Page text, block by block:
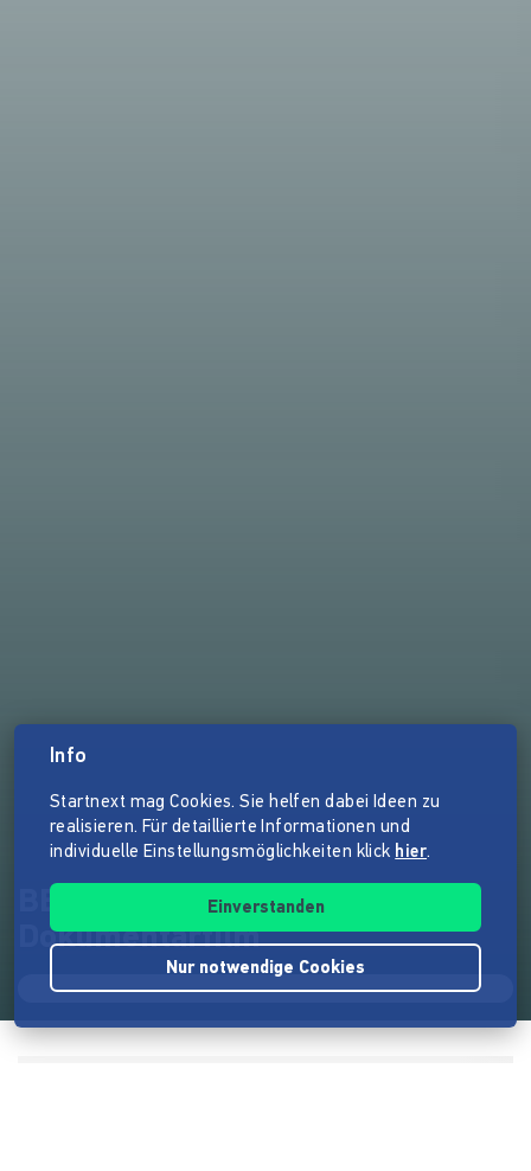
BERLIN BYTCH LOVE -
Dokumentarfilm
Info
Startnext mag Cookies. Sie helfen dabei Ideen zu
realisieren. Für detaillierte Informationen und
individuelle Einstellungsmöglichkeiten klick hier.
Einverstanden
Nur notwendige Cookies